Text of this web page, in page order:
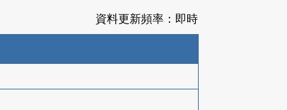
資料更新頻率：即時